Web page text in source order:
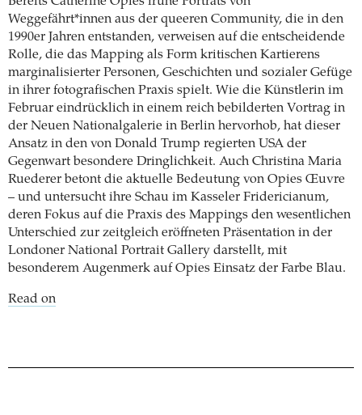
Weggefährt*innen aus der queeren Community, die in den
1990er Jahren entstanden, verweisen auf die entscheidende
Rolle, die das Mapping als Form kritischen Kartierens
marginalisierter Personen, Geschichten und sozialer Gefüge
in ihrer fotografischen Praxis spielt. Wie die Künstlerin im
Februar eindrücklich in einem reich bebilderten Vortrag in
der Neuen Nationalgalerie in Berlin hervorhob, hat dieser
Ansatz in den von Donald Trump regierten USA der
Gegenwart besondere Dringlichkeit. Auch Christina Maria
Ruederer betont die aktuelle Bedeutung von Opies Œuvre
– und untersucht ihre Schau im Kasseler Fridericianum,
deren Fokus auf die Praxis des Mappings den wesentlichen
Unterschied zur zeitgleich eröffneten Präsentation in der
Londoner National Portrait Gallery darstellt, mit
besonderem Augenmerk auf Opies Einsatz der Farbe Blau.
Read on